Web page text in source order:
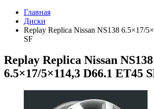
Главная
Диски
Replay Replica Nissan NS138 6.5×17/
SF
Replay Replica Nissan NS138
6.5×17/5×114,3 D66.1 ET45